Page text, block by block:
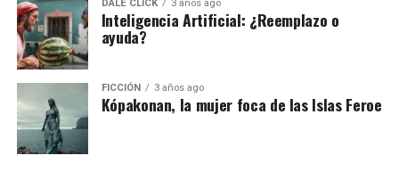
DALE CLICK 3 años ago
Inteligencia Artificial: ¿Reemplazo o
ayuda?
FICCIÓN 3 años ago
Kópakonan, la mujer foca de las Islas Feroe